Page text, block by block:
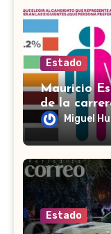
Estado
Mauricio
de la
Cortazar
Miguel
Estado